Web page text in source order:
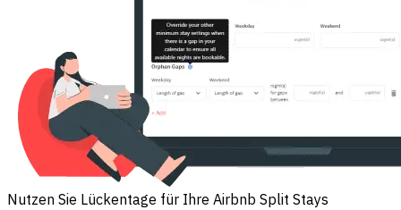
Nutzen Sie Lückentage für Ihre Airbnb Split Stays